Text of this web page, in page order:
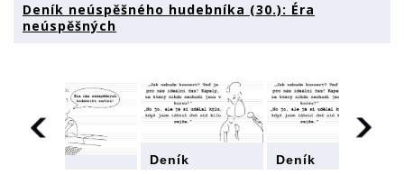
Deník neúspěšného hudebníka (30.): Éra
neúspěšných
Deník
Deník